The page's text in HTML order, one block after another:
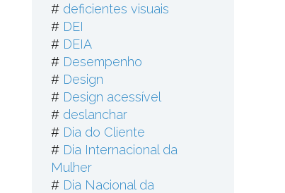
# deficientes visuais
# DEI
# DEIA
# Desempenho
# Design
# Design acessível
# deslanchar
# Dia do Cliente
# Dia Internacional da
Mulher
# Dia Nacional da